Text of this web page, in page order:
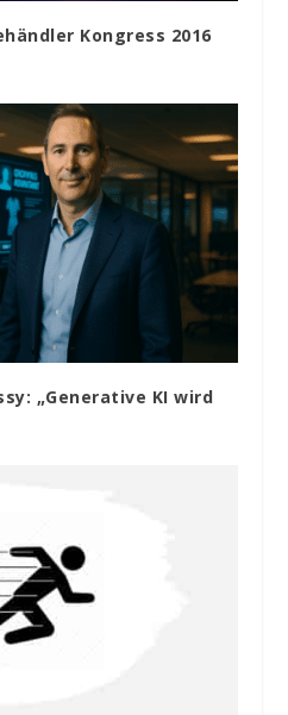
Kongress 2016
„Generative KI wird